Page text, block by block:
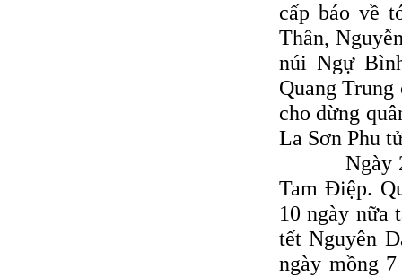
cấp báo về
Thân,
núi Ngự
Quang
cho dừng
La Sơn Phu
Ngày 20
Tam Ðiệp.
10 ngày nữa
tết Nguyên
ngày mồng